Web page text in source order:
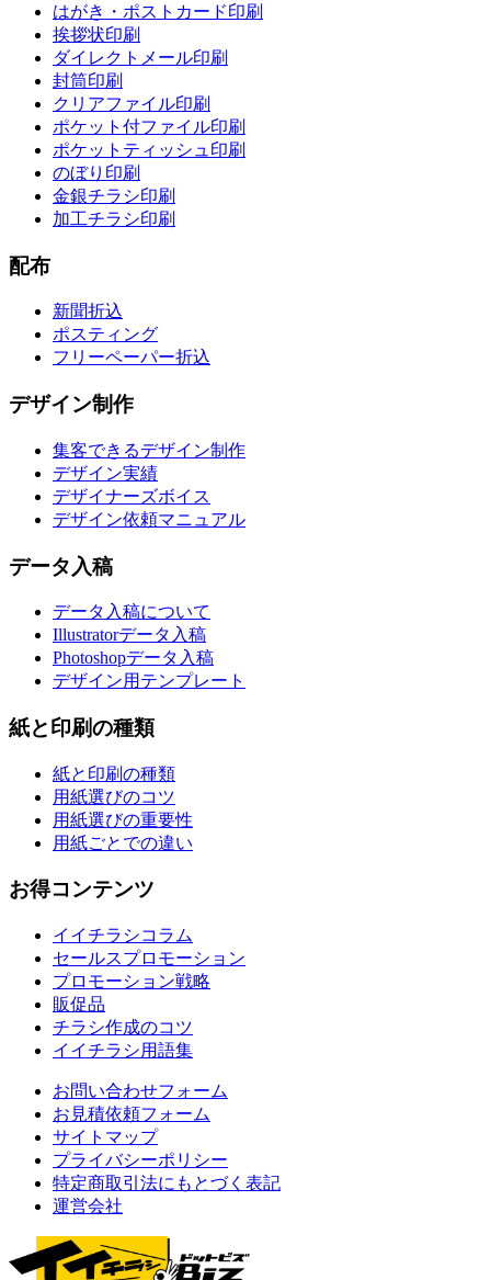
はがき・ポストカード印刷
挨拶状印刷
ダイレクトメール印刷
封筒印刷
クリアファイル印刷
ポケット付ファイル印刷
ポケットティッシュ印刷
のぼり印刷
金銀チラシ印刷
加工チラシ印刷
配布
新聞折込
ポスティング
フリーペーパー折込
デザイン制作
集客できるデザイン制作
デザイン実績
デザイナーズボイス
デザイン依頼マニュアル
データ入稿
データ入稿について
Illustratorデータ入稿
Photoshopデータ入稿
デザイン用テンプレート
紙と印刷の種類
紙と印刷の種類
用紙選びのコツ
用紙選びの重要性
用紙ごとでの違い
お得コンテンツ
イイチラシコラム
セールスプロモーション
プロモーション戦略
販促品
チラシ作成のコツ
イイチラシ用語集
お問い合わせフォーム
お見積依頼フォーム
サイトマップ
プライバシーポリシー
特定商取引法にもとづく表記
運営会社